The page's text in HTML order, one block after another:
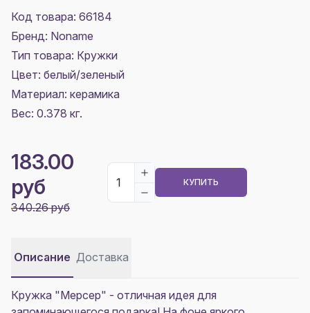
Код товара: 66184
Бренд: Noname
Тип товара: Кружки
Цвет: белый/зеленый
Материал: керамика
Вес: 0.378 кг.
183.00
руб
340.26 руб
КУПИТЬ
Описание Доставка
Кружка "Мерсер" - отличная идея для